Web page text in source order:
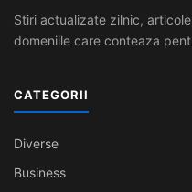
Stiri actualizate zilnic,
domeniile care conteaza
CATEGORII
Diverse
Business